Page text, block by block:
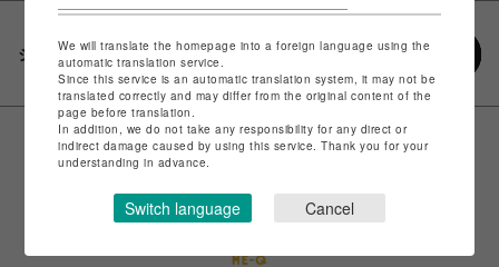
シェアするWe will translate the homepage into a foreign language using the
automatic translation service.
Since this service is an automatic translation system, it may not be
translated correctly and may differ from the original content of the
page before translation.
In addition, we do not take any responsibility for any direct or
indirect damage caused by using this service. Thank you for your
understanding in advance.
Switch language Cancel